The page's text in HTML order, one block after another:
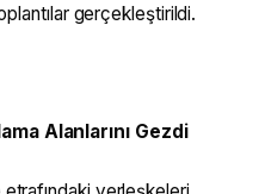
gerçekleştirildi.
Alanlarını Gezdi